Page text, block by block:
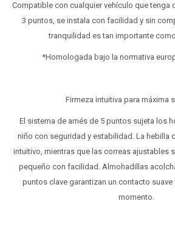
Compatible con cualquier vehículo que tenga
3 puntos, se instala con facilidad y sin
tranquilidad es tan importante
*Homologada bajo la normativa
Firmeza intuitiva para máxima
El sistema de arnés de 5 puntos sujeta los
niño con seguridad y estabilidad. La hebilla
intuitivo, mientras que las correas ajustables
pequeño con facilidad. Almohadillas
puntos clave garantizan un contacto
momento.